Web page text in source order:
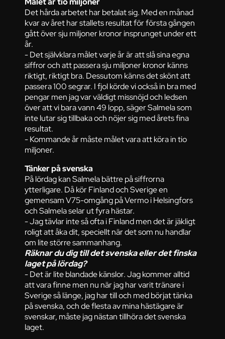
Det hårda arbetet har betalat sig. Med en månad
kvar av året har stallets resultat för första gången
gått över sju miljoner kronor insprunget under ett
år.
- Det självklara målet varje år är att slå sina egna
siffror och att passera sju miljoner kronor känns
riktigt, riktigt bra. Dessutom känns det skönt att
passera 100 segrar. I fjol körde vi också in bra med
pengar men jag var väldigt missnöjd och ledsen
över att vi bara vann 49 lopp, säger Salmela som
inte lutar sig tillbaka och nöjer sig med årets fina
resultat.
- Kommande år måste målet vara att köra in tio
miljoner.
Tänker på svenska
På lördag kan Salmela bättre på siffrorna
ytterligare. Då kör Finland och Sverige en
gemensam V75-omgång på Vermo i Helsingfors
och Salmela selar ut fyra hästar.
- Jag tävlar inte så ofta i Finland men det är jäkligt
roligt att åka dit, speciellt när det som nu handlar
om lite större sammanhang.
Räknar du dig till det svenska eller det finska
laget på lördag?
- Det är lite blandade känslor. Jag kommer alltid
att vara finne men nu när jag har varit tränare i
Sverige så länge, jag har till och med börjat tänka
på svenska, och de flesta av mina hästägare är
svenskar, måste jag nästan tillhöra det svenska
laget.